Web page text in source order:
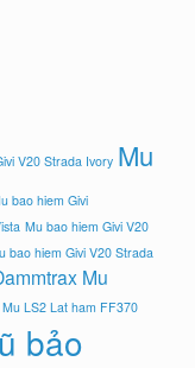
V20 Strada Ivory Mu
bao hiem Givi
Mu bao hiem Givi V20
bao hiem Givi V20 Strada
Mu
Mu LS2 Lat ham FF370
bảo